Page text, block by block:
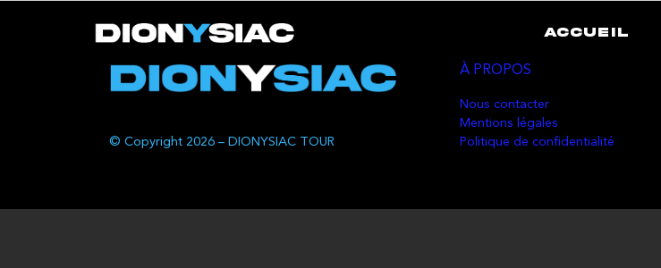
ACCUEIL
© Copyright 2026 – DIONYSIAC TOUR
À PROPOS
Nous contacter
Mentions légales
Politique de confidentialité